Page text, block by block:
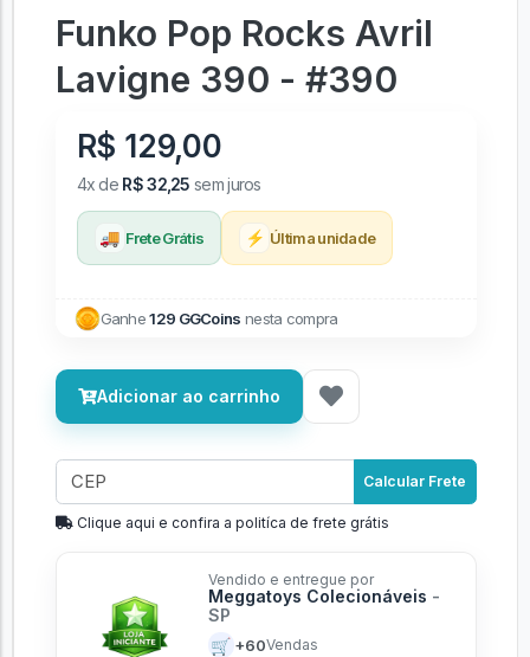
Funko Pop Rocks Avril
Lavigne 390 - #390
R$ 129,00
4x de R$ 32,25 sem juros
🚚 Frete Grátis ⚡ Última unidade
Ganhe129 GGCoins nesta compra
Adicionar ao carrinho
Calcular Frete
Clique aqui e confira a politíca de frete grátis
Vendido e entregue por
Meggatoys Colecionáveis -
SP
🛒 +60Vendas